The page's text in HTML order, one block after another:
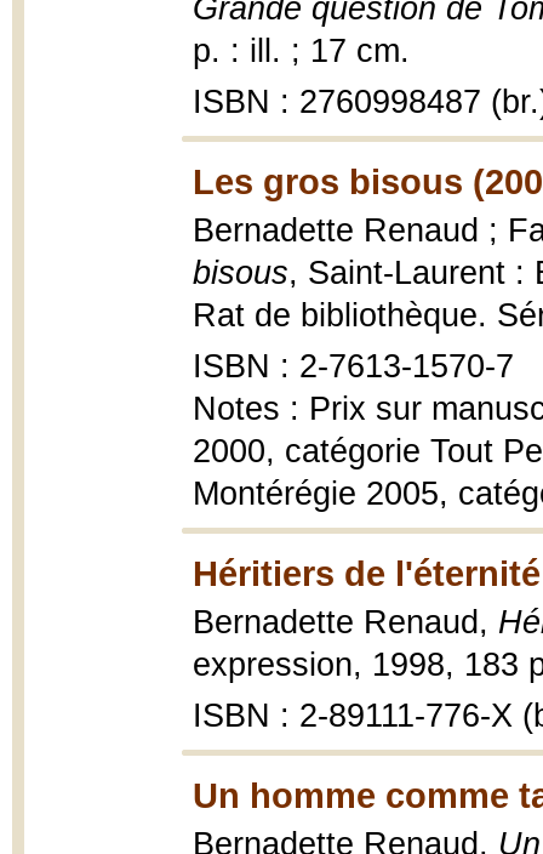
Grande question de
p. : ill. ; 17 cm.
ISBN : 2760998487
Les gros bisous
Bernadette Renaud ;
bisous, Saint-Laurent :
Rat de bibliothèque.
ISBN : 2-7613-1570-7
Notes : Prix sur
2000, catégorie Tout
Montérégie 2005,
Héritiers de
Bernadette Renaud,
expression, 1998, 183
ISBN : 2-89111-776-X
Un homme comme
Bernadette Renaud,